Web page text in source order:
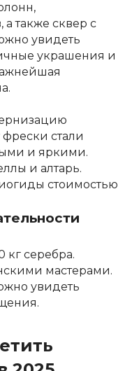
также сквер с
увидеть
украшения и
стали
и яркими.
и алтарь.
стоимостью
кг серебра.
мастерами.
увидеть